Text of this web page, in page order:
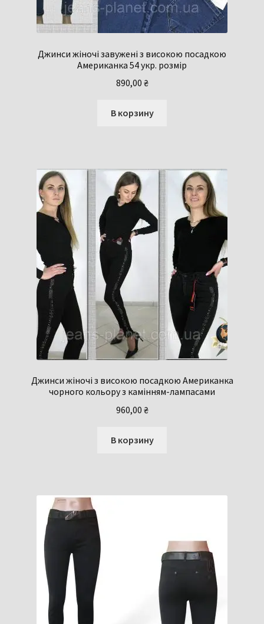
Джинси жіночі завужені з високою посадкою
Американка 54 укр. розмір
890,00 ₴
В корзину
Джинси жіночі з високою посадкою Американка
чорного кольору з камінням-лампасами
960,00 ₴
В корзину